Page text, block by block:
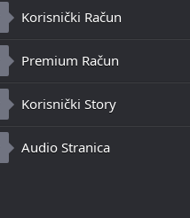
Korisnički Račun
Premium Račun
Korisnički Story
Audio Stranica